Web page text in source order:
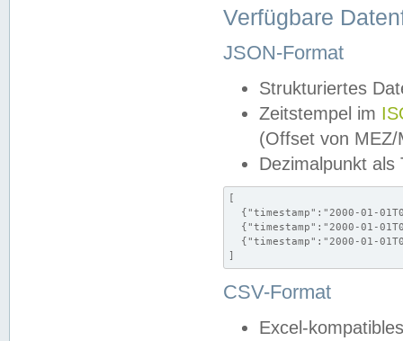
Verfügbare
JSON-Format
Strukturiertes
Zeitstempel im
(Offset von MEZ/
Dezimalpunkt als
[
{"timestamp":"2000-01-
{"timestamp":"2000-01-
{"timestamp":"2000-01-
]
CSV-Format
Excel-